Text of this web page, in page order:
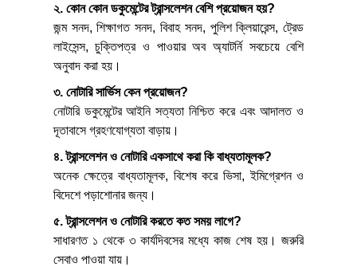
২. কোন কোন ডকুমেন্টের ট্রান্সলেশন বেশি প্রয়োজন হয়?
জন্ম সনদ, শিক্ষাগত সনদ, বিবাহ সনদ, পুলিশ ক্লিয়ারেন্স, ট্রেড
লাইসেন্স, চুক্তিপত্র ও পাওয়ার অব অ্যাটর্নি সবচেয়ে বেশি
অনুবাদ করা হয়।
৩. নোটারি সার্ভিস কেন প্রয়োজন?
নোটারি ডকুমেন্টের আইনি সত্যতা নিশ্চিত করে এবং আদালত ও
দূতাবাসে গ্রহণযোগ্যতা বাড়ায়।
৪. ট্রান্সলেশন ও নোটারি একসাথে করা কি বাধ্যতামূলক?
অনেক ক্ষেত্রে বাধ্যতামূলক, বিশেষ করে ভিসা, ইমিগ্রেশন ও
বিদেশে পড়াশোনার জন্য।
৫. ট্রান্সলেশন ও নোটারি করতে কত সময় লাগে?
সাধারণত ১ থেকে ৩ কার্যদিবসের মধ্যে কাজ শেষ হয়। জরুরি
সেবাও পাওয়া যায়।